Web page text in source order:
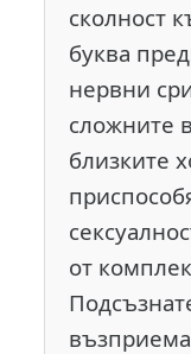
сколност
буква
нервни
сложните
близките
от